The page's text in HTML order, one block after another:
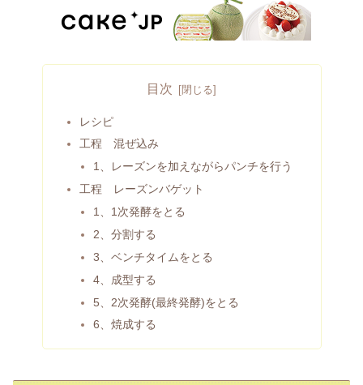
目次
レシピ
工程 混ぜ込み
1、レーズンを加えながらパンチを行う
工程 レーズンバゲット
1、1次発酵をとる
2、分割する
3、ベンチタイムをとる
4、成型する
5、2次発酵(最終発酵)をとる
6、焼成する